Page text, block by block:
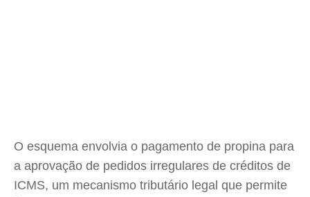
O esquema envolvia o pagamento de propina para
a aprovação de pedidos irregulares de créditos de
ICMS, um mecanismo tributário legal que permite